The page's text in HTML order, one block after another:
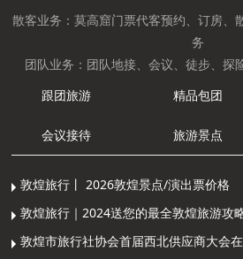
散客业务：莫高窟门票代客预约、订房、
务
团队业务：团队地接、会议、徒步、探
跟团旅游
精品包团
会议接待 旅游景点
敦煌旅行丨 2026敦煌景点/演出票价格
敦煌旅行｜2024送您的最全敦煌旅游攻